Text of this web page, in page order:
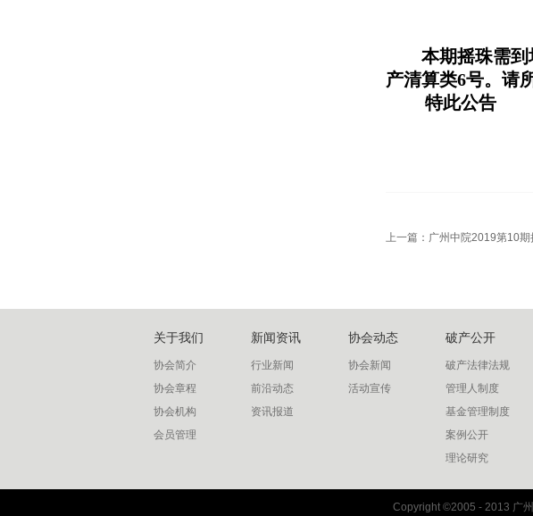
本期摇珠需
产清算类6号。请
特此公告
上一篇： 广州中院2019第10期
关于我们
协会简介
协会章程
协会机构
会员管理
新闻资讯
行业新闻
前沿动态
资讯报道
协会动态
协会新闻
活动宣传
破产公开
破产法律法规
管理人制度
基金管理制度
案例公开
理论研究
联系我们
Copyright ©2005 - 2013 广